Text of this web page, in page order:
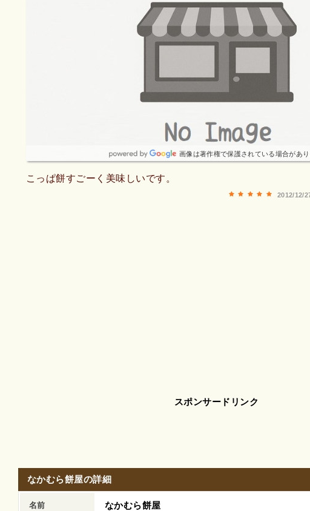
画像は著作権で保護されている場合があり
こっぱ餅すごーく美味しいです。
2012/12/
スポンサードリンク
なかむら餅屋の詳細
名前 なかむら餅屋